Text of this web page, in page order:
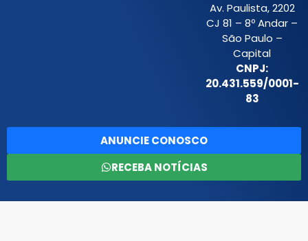
Av. Paulista, 2202
CJ 81 – 8º Andar –
São Paulo –
Capital
CNPJ:
20.431.559/0001-
83
ANUNCIE CONOSCO
RECEBA NOTÍCIAS